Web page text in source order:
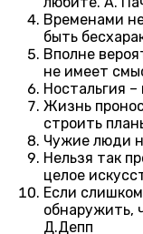
Временами
быть
Вполне
не имеет
Ностальгия
Жизнь
строить
Чужие люди
Нельзя так
целое
Если
обнаружить,
Д.Депп